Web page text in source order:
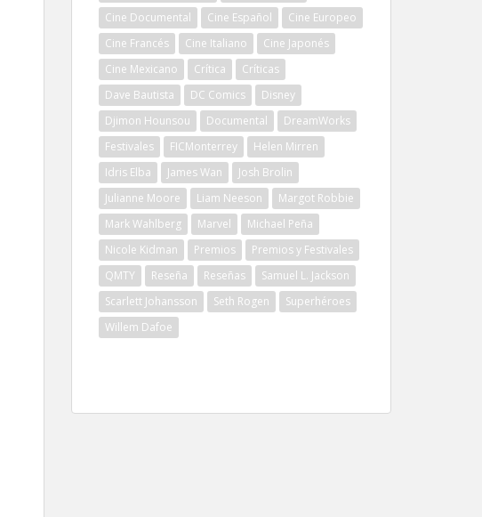
Cine Documental
Cine Español
Cine Europeo
Cine Francés
Cine Italiano
Cine Japonés
Cine Mexicano
Crítica
Críticas
Dave Bautista
DC Comics
Disney
Djimon Hounsou
Documental
DreamWorks
Festivales
FICMonterrey
Helen Mirren
Idris Elba
James Wan
Josh Brolin
Julianne Moore
Liam Neeson
Margot Robbie
Mark Wahlberg
Marvel
Michael Peña
Nicole Kidman
Premios
Premios y Festivales
QMTY
Reseña Reseñas
Samuel L. Jackson
Scarlett Johansson
Seth Rogen
Superhéroes
Willem Dafoe